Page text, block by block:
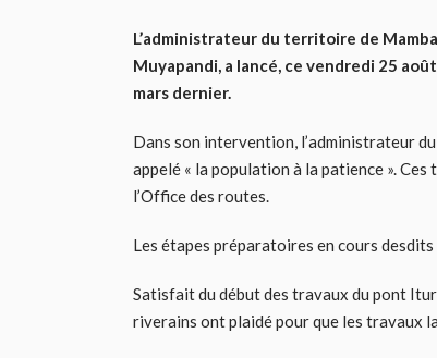
L’administrateur du territoire de
Muyapandi, a lancé, ce vendredi 25
mars dernier.
Dans son intervention, l’administrateur
appelé « la population à la patience ».
l’Office des routes.
Les étapes préparatoires en cours
Satisfait du début des travaux du pont
riverains ont plaidé pour que les travaux